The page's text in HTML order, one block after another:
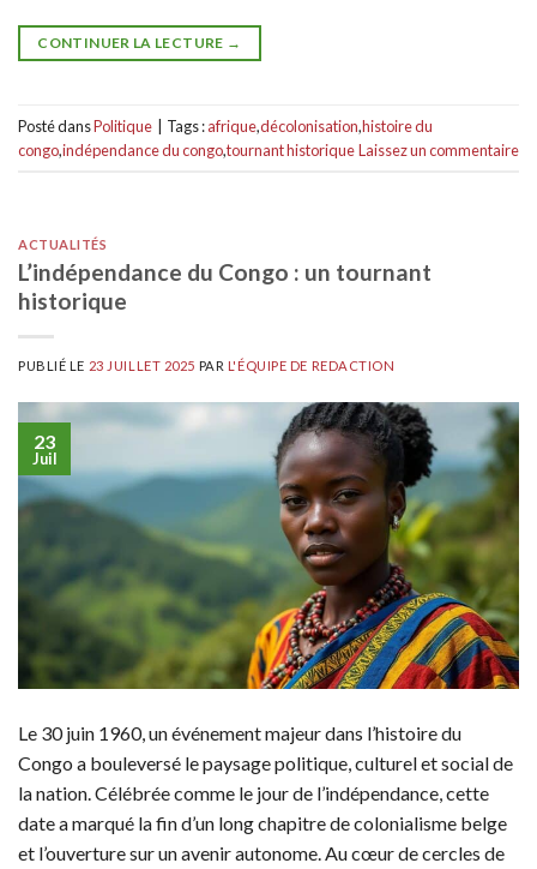
CONTINUER LA LECTURE →
Posté dansPolitique Tags :afrique,décolonisation,histoire du
congo,indépendance du congo,tournant historiqueLaissez un commentaire
ACTUALITÉS
L’indépendance du Congo : un tournant
historique
PUBLIÉ LE 23 JUILLET 2025 PAR L'ÉQUIPE DE REDACTION
23
Juil
Le 30 juin 1960, un événement majeur dans l’histoire du
Congo a bouleversé le paysage politique, culturel et social de
la nation. Célébrée comme le jour de l’indépendance, cette
date a marqué la fin d’un long chapitre de colonialisme belge
et l’ouverture sur un avenir autonome. Au cœur de cercles de